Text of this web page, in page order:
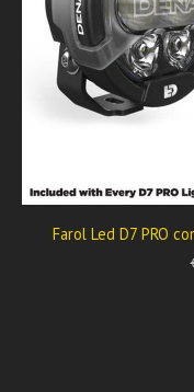
Farol Led D7 PRO